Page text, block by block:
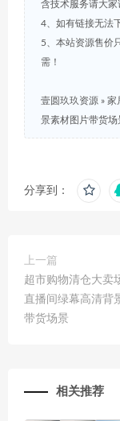
含技术服务请大家
4、如有链接无法
5、本站资源售价
需！
壹圆玖玖资源 » 家
景素材图片带货场
分享到：
上一篇
超市购物清仓大卖
直播间绿幕高清背
带货场景
相关推荐